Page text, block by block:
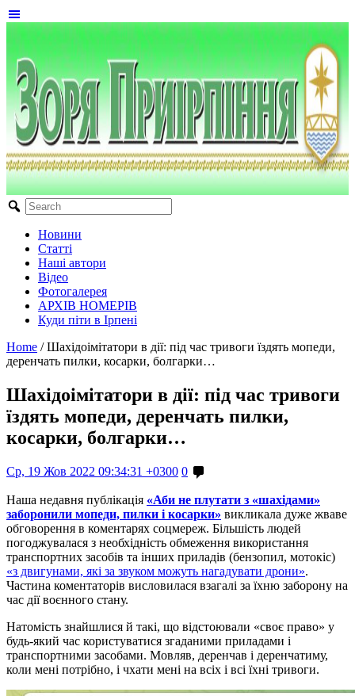
Новини
Статті
Наші автори
Відео
Фотогалерея
АРХІВ НОМЕРІВ
Куди піти в Ірпені
Home / Шахідоімітатори в дії: під час тривоги їздять мопеди,
деренчать пилки, косарки, болгарки…
Шахідоімітатори в дії: під час тривоги
їздять мопеди, деренчать пилки,
косарки, болгарки…
Ср, 19 Жов 2022 09:34:31 +0300 0
Наша недавня публікація «Аби не плутати з «шахідами»
заборонили мопеди, пилки і косарки» викликала дуже жваве
обговорення в коментарях соцмереж. Більшість людей
погоджувалася з необхідність обмеження використання
транспортних засобів та інших приладів (бензопил, мотокіс)
«з двигунами, які за звуком можуть нагадувати дрони».
Частина коментаторів висловилася взагалі за їхню заборону на
час дії воєнного стану.
Натомість знайшлися й такі, що відстоювали «своє право» у
будь-який час користуватися згаданими приладами і
транспортними засобами. Мовляв, деренчав і деренчатиму,
коли мені потрібно, і чхати мені на всіх і всі їхні тривоги.